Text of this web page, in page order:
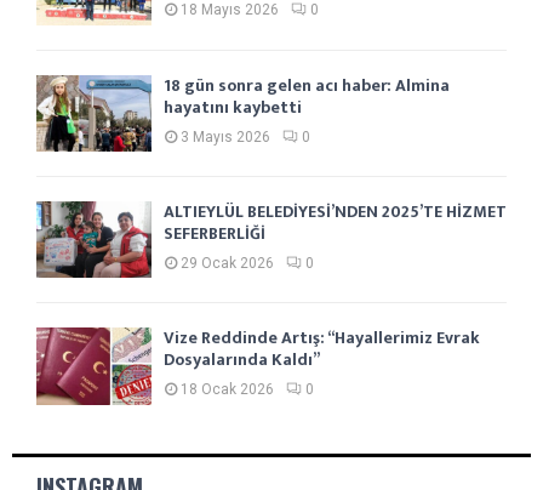
18 Mayıs 2026 0
18 gün sonra gelen acı haber: Almina
hayatını kaybetti
3 Mayıs 2026 0
ALTIEYLÜL BELEDİYESİ’NDEN 2025’TE HİZMET
SEFERBERLİĞİ
29 Ocak 2026 0
Vize Reddinde Artış: “Hayallerimiz Evrak
Dosyalarında Kaldı”
18 Ocak 2026 0